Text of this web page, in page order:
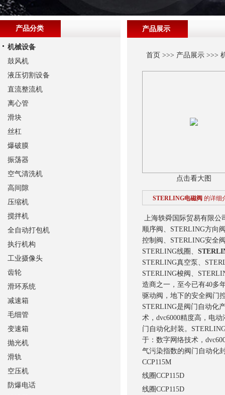
产品展示
首页 >>> 产品展示>>>
点击看大图
STERLING电磁阀 的详细
上海轶舜国际贸易有限公
顺序阀、STERLING方向
控制阀、STERLING安全
STERLING线圈、
STERLING真空泵、
STERLING梭阀、
造商之一，至今已有40多
驱动阀，地下的安全阀
STERLING是阀门自动化
术，dvc6000精度高，电
门自动化封装。
于：数字网络技术，
气污染指数的阀门自动化
CCP115M
线圈CCP115D
线圈CCP115D
产品分类
机械设备
鼓风机
液压切割设备
直流整流机
离心管
滑块
丝杠
爆破膜
振荡器
空气清洗机
高间隙
压缩机
搅拌机
全自动打包机
执行机构
工业摄像头
齿轮
滑环系统
减速箱
毛细管
变速箱
抛光机
滑轨
空压机
防爆电话